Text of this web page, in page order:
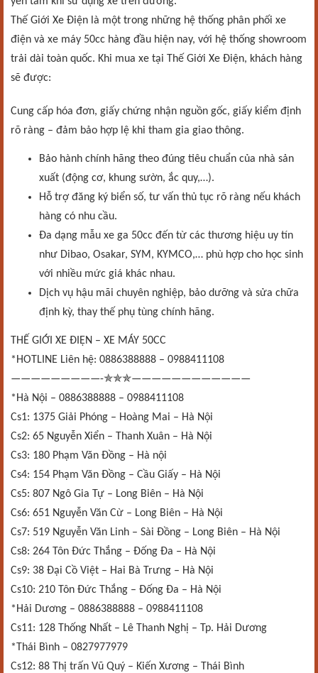
Thế Giới Xe Điện là một trong những hệ thống phân phối xe
điện và xe máy 50cc hàng đầu hiện nay, với hệ thống showroom
trải dài toàn quốc. Khi mua xe tại Thế Giới Xe Điện, khách hàng
sẽ được:
Cung cấp hóa đơn, giấy chứng nhận nguồn gốc, giấy kiểm định
rõ ràng – đảm bảo hợp lệ khi tham gia giao thông.
Bảo hành chính hãng theo đúng tiêu chuẩn của nhà sản
xuất (động cơ, khung sườn, ắc quy,…).
Hỗ trợ đăng ký biển số, tư vấn thủ tục rõ ràng nếu khách
hàng có nhu cầu.
Đa dạng mẫu xe ga 50cc đến từ các thương hiệu uy tín
như Dibao, Osakar, SYM, KYMCO,… phù hợp cho học sinh
với nhiều mức giá khác nhau.
Dịch vụ hậu mãi chuyên nghiệp, bảo dưỡng và sửa chữa
định kỳ, thay thế phụ tùng chính hãng.
THẾ GIỚI XE ĐIỆN – XE MÁY 50CC
*HOTLINE Liên hệ: 0886388888 – 0988411108
—————————-✯✯✯————————————
*Hà Nội – 0886388888 – 0988411108
Cs1: 1375 Giải Phóng – Hoàng Mai – Hà Nội
Cs2: 65 Nguyễn Xiển – Thanh Xuân – Hà Nội
Cs3: 180 Phạm Văn Đồng – Hà nội
Cs4: 154 Phạm Văn Đồng – Cầu Giấy – Hà Nội
Cs5: 807 Ngô Gia Tự – Long Biên – Hà Nội
Cs6: 651 Nguyễn Văn Cừ – Long Biên – Hà Nội
Cs7: 519 Nguyễn Văn Linh – Sài Đồng – Long Biên – Hà Nội
Cs8: 264 Tôn Đức Thắng – Đống Đa – Hà Nội
Cs9: 38 Đại Cồ Việt – Hai Bà Trưng – Hà Nội
Cs10: 210 Tôn Đức Thắng – Đống Đa – Hà Nội
*Hải Dương – 0886388888 – 0988411108
Cs11: 128 Thống Nhất – Lê Thanh Nghị – Tp. Hải Dương
*Thái Bình – 0827977979
Cs12: 88 Thị trấn Vũ Quý – Kiến Xương – Thái Bình